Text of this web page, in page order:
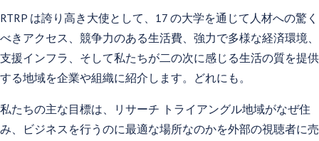
RTRP は誇り高き大使として、17 の大学を通じて人材への驚く
べきアクセス、競争力のある生活費、強力で多様な経済環境、
支援インフラ、そして私たちが二の次に感じる生活の質を提供
する地域を企業や組織に紹介します。どれにも。
私たちの主な目標は、リサーチ トライアングル地域がなぜ住
み、ビジネスを行うのに最適な場所なのかを外部の視聴者に売